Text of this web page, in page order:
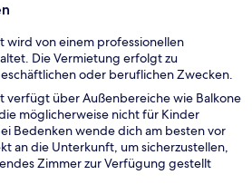
wird von einem professionellen
Die Vermietung erfolgt zu
oder beruflichen Zwecken.
verfügt über Außenbereiche wie Balkone
möglicherweise nicht für Kinder
Bedenken wende dich am besten vor
an die Unterkunft, um sicherzustellen,
Zimmer zur Verfügung gestellt